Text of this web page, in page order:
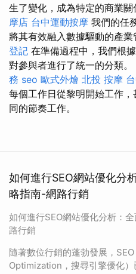
生了變化，成為特定的商業關
摩店 台中運動按摩 我們的任
將其有效融入數據驅動的產業
登記 在準備過程中，我們根
對參與者進行了統一的分類。
務 seo 歐式外燴 北投 按摩
每個工作日從黎明開始工作
同的節奏工作。
如何進行SEO網站優化分
略指南-網路行銷
如何進行SEO網站優化分析：
路行銷
隨著數位行銷的蓬勃發展，
Optimization，搜尋引擎優化）